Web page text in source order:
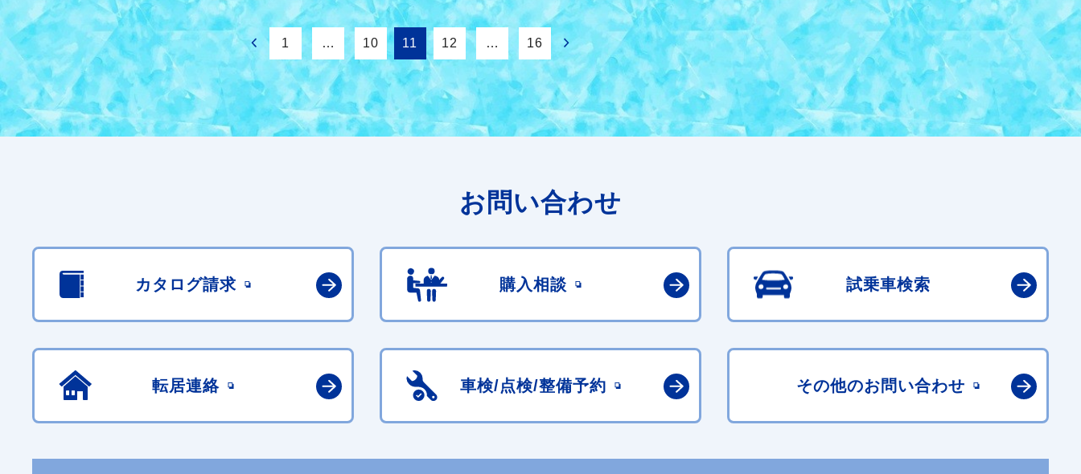
1 … 10 11 12 … 16
お問い合わせ
カタログ請求 購入相談 試乗車検索
転居連絡 車検/点検/整備予約 その他のお問い合わせ